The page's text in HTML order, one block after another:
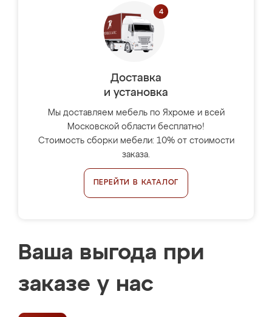
Доставка
и установка
Мы доставляем мебель по Яхроме и всей
Московской области бесплатно!
Стоимость сборки мебели: 10% от стоимости
заказа.
ПЕРЕЙТИ В КАТАЛОГ
Ваша выгода при
заказе у нас